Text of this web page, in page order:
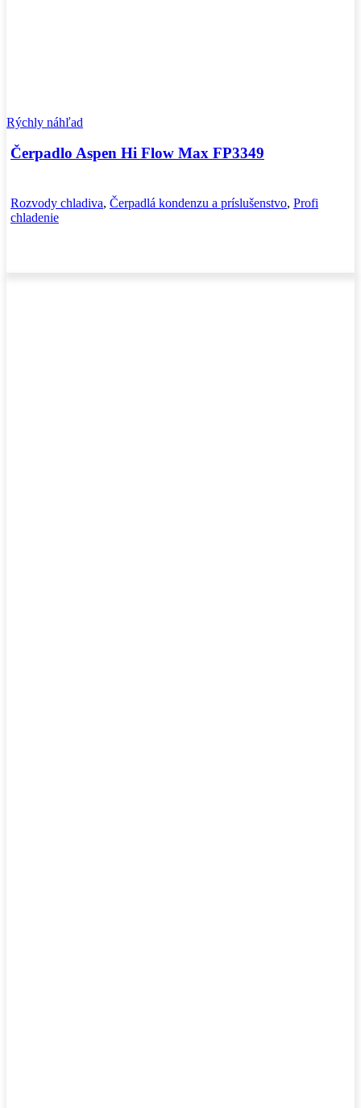
Rýchly náhľad
Čerpadlo Aspen Hi Flow Max FP3349
Rozvody chladiva, Čerpadlá kondenzu a príslušenstvo, Profi
chladenie